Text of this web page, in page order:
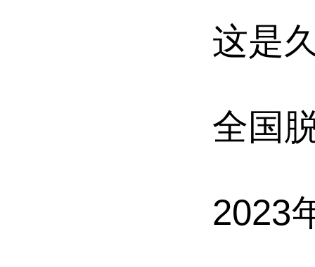
这是
全国
2023